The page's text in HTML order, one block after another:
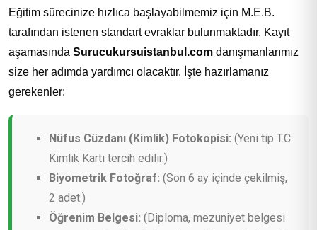
Eğitim sürecinize hızlıca başlayabilmemiz için M.E.B.
tarafından istenen standart evraklar bulunmaktadır. Kayıt
aşamasında Surucukursuistanbul.com danışmanlarımız
size her adımda yardımcı olacaktır. İşte hazırlamanız
gerekenler:
Nüfus Cüzdanı (Kimlik) Fotokopisi: (Yeni tip T.C.
Kimlik Kartı tercih edilir.)
Biyometrik Fotoğraf: (Son 6 ay içinde çekilmiş,
2 adet.)
Öğrenim Belgesi: (Diploma, mezuniyet belgesi